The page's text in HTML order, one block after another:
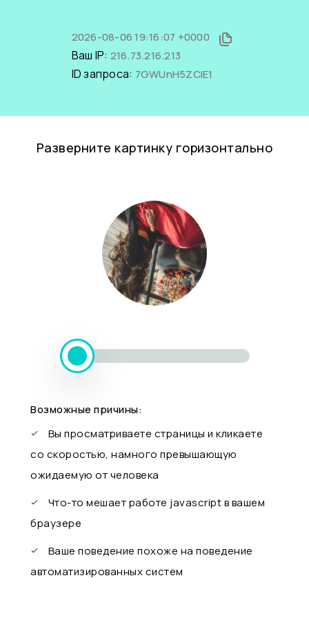
2026-08-06 19:16:07 +0000
Ваш IP: 216.73.216.213
ID запроса: 7GWUnH5ZCiE1
Разверните картинку горизонтально
Возможные причины:
Вы просматриваете страницы и кликаете
со скоростью, намного превышающую
ожидаемую от человека
Что-то мешает работе javascript в вашем
браузере
Ваше поведение похоже на поведение
автоматизированных систем